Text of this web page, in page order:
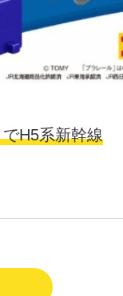
H5系新幹線